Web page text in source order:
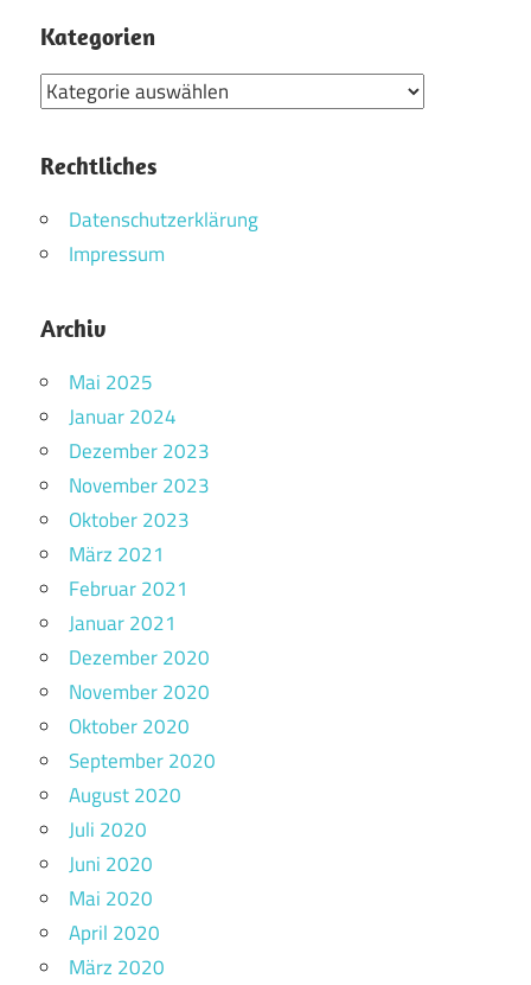
Kategorien
Kategorien
Rechtliches
Datenschutzerklärung
Impressum
Archiv
Mai 2025
Januar 2024
Dezember 2023
November 2023
Oktober 2023
März 2021
Februar 2021
Januar 2021
Dezember 2020
November 2020
Oktober 2020
September 2020
August 2020
Juli 2020
Juni 2020
Mai 2020
April 2020
März 2020